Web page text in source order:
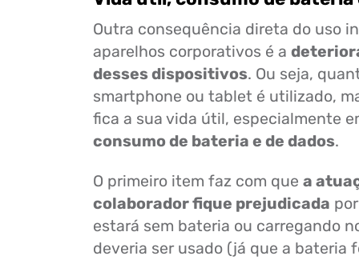
Outra consequência direta do uso
aparelhos corporativos é a
desses dispositivos. Ou seja,
smartphone ou tablet é utilizado,
fica a sua vida útil, especialmente
consumo de bateria e de dados.
O primeiro item faz com que a
colaborador fique prejudicada
estará sem bateria ou carregando
deveria ser usado (já que a bateria